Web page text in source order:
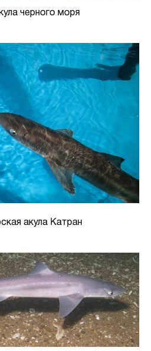
черного моря
акула Катран